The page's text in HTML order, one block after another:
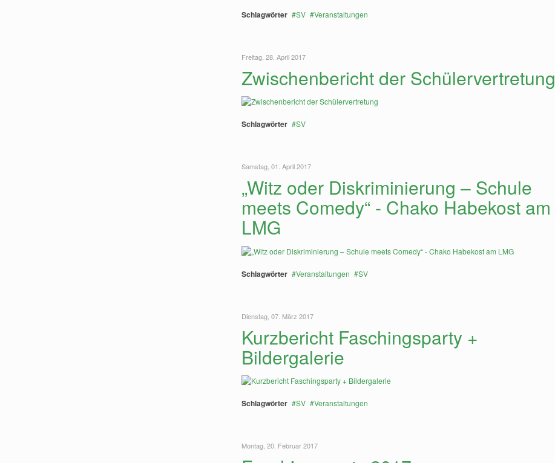
Schlagwörter SV Veranstaltungen
Freitag, 28. April 2017
Zwischenbericht der Schülervertretung
Schlagwörter SV
Samstag, 01. April 2017
„Witz oder Diskriminierung – Schule
meets Comedy“ - Chako Habekost am
LMG
Schlagwörter Veranstaltungen SV
Dienstag, 07. März 2017
Kurzbericht Faschingsparty +
Bildergalerie
Schlagwörter SV Veranstaltungen
Montag, 20. Februar 2017